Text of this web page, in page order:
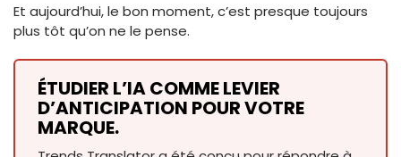
Et aujourd’hui, le bon moment, c’est presque toujours
plus tôt qu’on ne le pense.
ÉTUDIER L’IA COMME LEVIER
D’ANTICIPATION POUR VOTRE
MARQUE.